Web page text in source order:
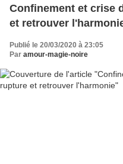
Confinement et crise
et retrouver
Publié le 20/03/2020 à 23:05
Par amour-magie-noire